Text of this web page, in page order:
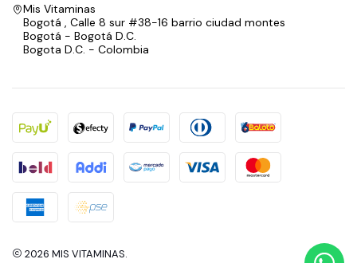
Mis Vitaminas
Bogotá , Calle 8 sur #38-16 barrio ciudad montes
Bogotá - Bogotá D.C.
Bogota D.C. - Colombia
2026 MIS VITAMINAS.